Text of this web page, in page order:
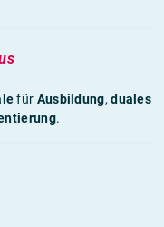
für Ausbildung,duales
.